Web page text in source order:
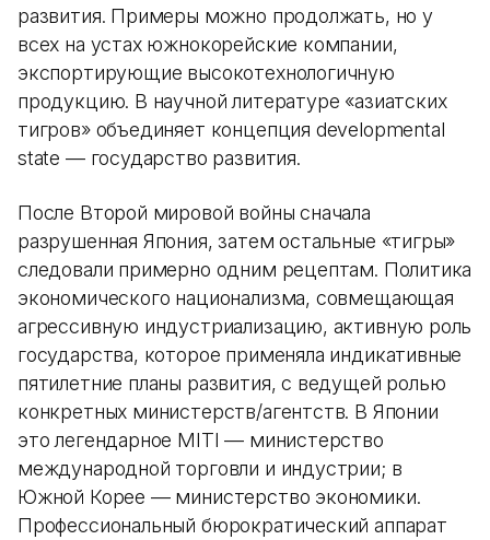
развития. Примеры можно продолжать, но у
всех на устах южнокорейские компании,
экспортирующие высокотехнологичную
продукцию. В научной литературе «азиатских
тигров» объединяет концепция developmental
state — государство развития.
После Второй мировой войны сначала
разрушенная Япония, затем остальные «тигры»
следовали примерно одним рецептам. Политика
экономического национализма, совмещающая
агрессивную индустриализацию, активную роль
государства, которое применяла индикативные
пятилетние планы развития, с ведущей ролью
конкретных министерств/агентств. В Японии
это легендарное MITI — министерство
международной торговли и индустрии; в
Южной Корее — министерство экономики.
Профессиональный бюрократический аппарат